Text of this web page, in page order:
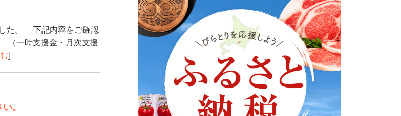
た。 下記内容をご確認
（一時支援金・月次支援
]
。